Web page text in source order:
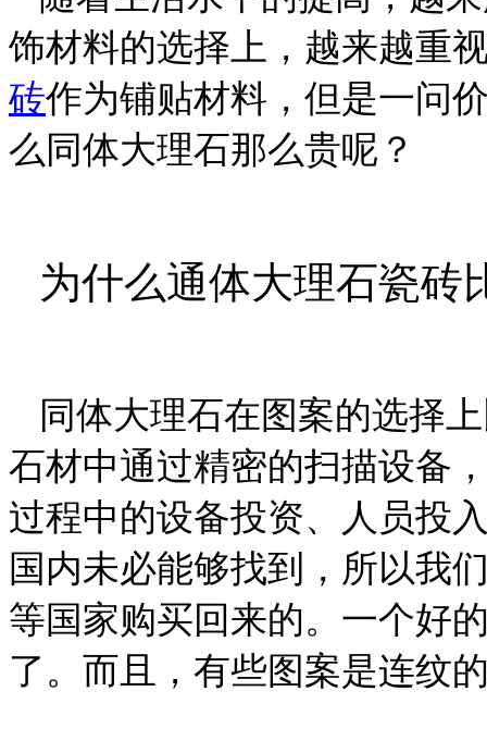
饰材料的选择上，越来越重
砖作为铺贴材料，但是一问
么同体大理石那么贵呢？
为什么通体大理石瓷砖
同体大理石在图案的选择
石材中通过精密的扫描设备
过程中的设备投资、人员投
国内未必能够找到，所以我
等国家购买回来的。一个好
了。而且，有些图案是连纹